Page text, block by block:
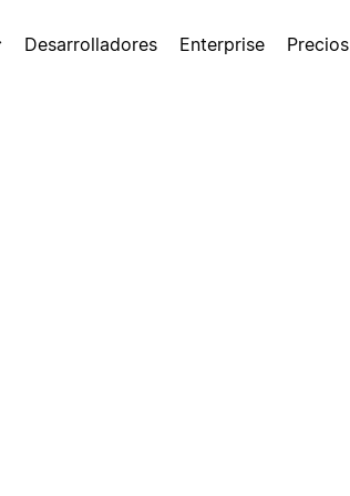
Desarrolladores Enterprise Precios